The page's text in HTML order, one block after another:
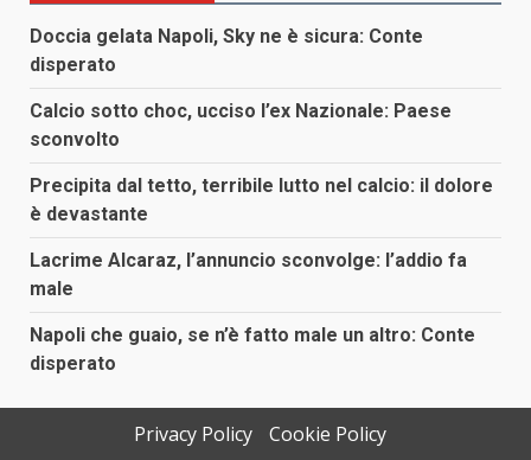
articoli
Doccia gelata Napoli, Sky ne è sicura: Conte
disperato
Calcio sotto choc, ucciso l’ex Nazionale: Paese
sconvolto
Precipita dal tetto, terribile lutto nel calcio: il dolore
è devastante
Lacrime Alcaraz, l’annuncio sconvolge: l’addio fa
male
Napoli che guaio, se n’è fatto male un altro: Conte
disperato
Privacy Policy Cookie Policy